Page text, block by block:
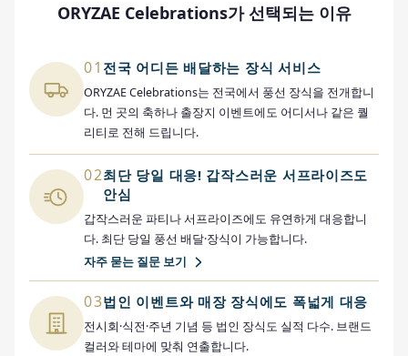
ORYZAE Celebrations가 선택되는 이유
01 전국 어디든 배달하는 장식 서비스
ORYZAE Celebrations는 전국에서 풍선 장식을 전개합니
다. 먼 곳의 축하나 출장지 이벤트에도 어디서나 같은 퀄
리티로 전해 드립니다.
02최단 당일 대응! 갑작스러운 서프라이즈도
안심
갑작스러운 파티나 서프라이즈에도 유연하게 대응합니
다. 최단 당일 풍선 배달·장식이 가능합니다.
자주 묻는 질문 보기
03법인 이벤트와 매장 장식에도 폭넓게 대응
전시회·식전·주년 기념 등 법인 장식도 실적 다수. 브랜드
컬러와 테마에 맞춰 연출합니다.